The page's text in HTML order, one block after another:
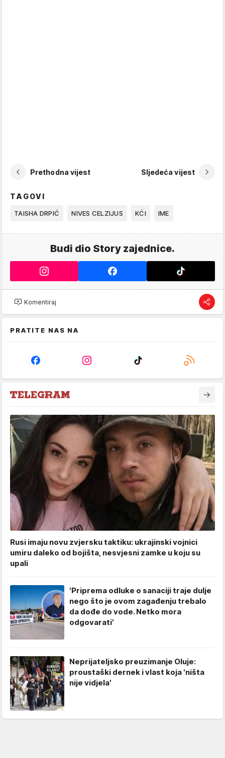
Prethodna vijest Sljedeća vijest
TAGOVI
TAISHA DRPIĆ NIVES CELZIJUS KĆI IME
Budi dio Story zajednice.
Komentiraj
PRATITE NAS NA
Rusi imaju novu zvjersku taktiku: ukrajinski vojnici
umiru daleko od bojišta, nesvjesni zamke u koju su
upali
'Priprema odluke o sanaciji traje dulje
nego što je ovom zagađenju trebalo
da dođe do vode. Netko mora
odgovarati'
Neprijateljsko preuzimanje Oluje:
proustaški dernek i vlast koja 'ništa
nije vidjela'